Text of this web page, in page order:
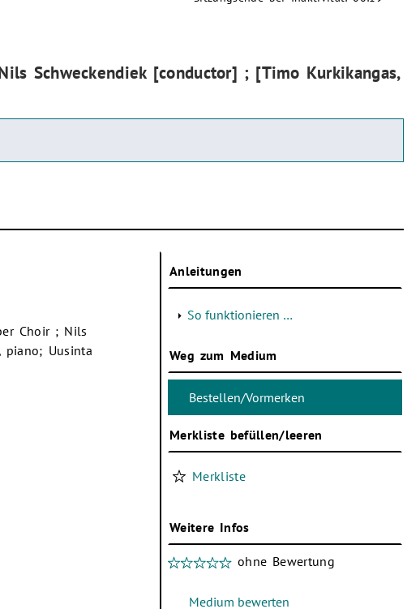
Schweckendiek [conductor] ; [Timo Kurkikangas,
Choir ; Nils
piano; Uusinta
Anleitungen
So funktionieren …
Weg zum Medium
Merkliste befüllen/leeren
Merkliste
Weitere Infos
ohne Bewertung